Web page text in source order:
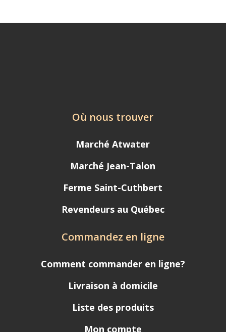
Où nous trouver
Marché Atwater
Marché Jean-Talon
Ferme Saint-Cuthbert
Revendeurs au Québec
Commandez en ligne
Comment commander en ligne?
Livraison à domicile
Liste des produits
Mon compte